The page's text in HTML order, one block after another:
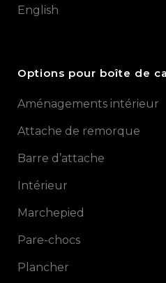
English
Options pour boîte de
Aménagements intérieur
Attache de remorque
Barre d’attache
Intérieur
Marchepied
Pare-chocs
Plancher